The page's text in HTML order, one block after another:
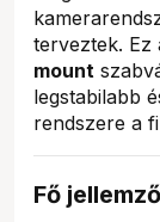
terveztek. Ez
mount
legstabilabb
rendszere a
Fő